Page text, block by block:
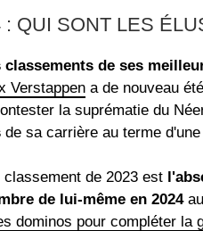
QUI SONT LES
classements de ses
Verstappen a de nouveau été
la suprématie du
de sa carrière au terme
de 2023 est
de lui-même en 2024
dominos pour compléter la